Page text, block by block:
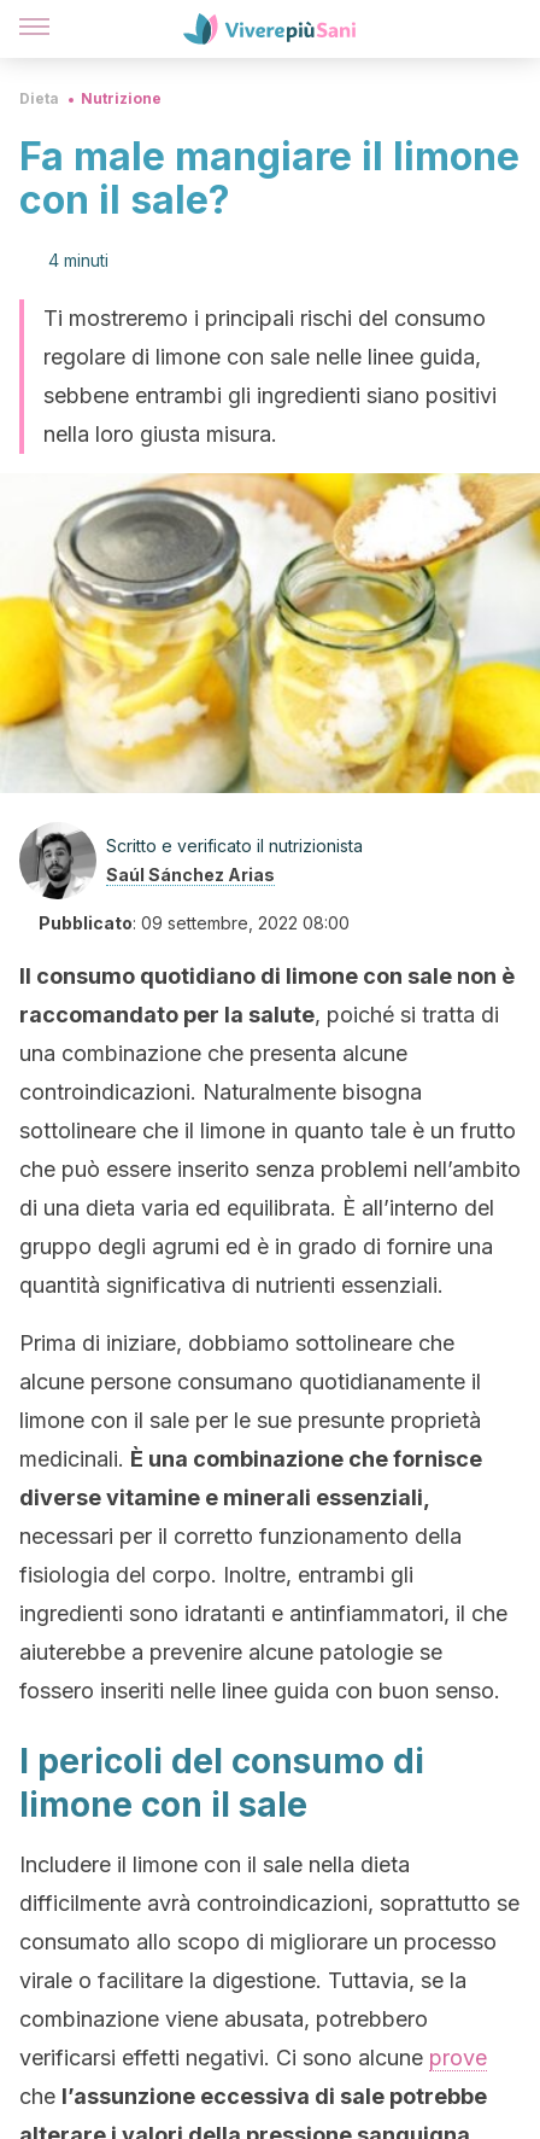
Dieta Nutrizione
Fa male mangiare il limone
con il sale?
4 minuti
Ti mostreremo i principali rischi del consumo
regolare di limone con sale nelle linee guida,
sebbene entrambi gli ingredienti siano positivi
nella loro giusta misura.
Scritto e verificato il nutrizionista
Saúl Sánchez Arias
Pubblicato: 09 settembre, 2022 08:00
Il consumo quotidiano di limone con sale non è
raccomandato per la salute, poiché si tratta di
una combinazione che presenta alcune
controindicazioni. Naturalmente bisogna
sottolineare che il limone in quanto tale è un frutto
che può essere inserito senza problemi nell’ambito
di una dieta varia ed equilibrata. È all’interno del
gruppo degli agrumi ed è in grado di fornire una
quantità significativa di nutrienti essenziali.
Prima di iniziare, dobbiamo sottolineare che
alcune persone consumano quotidianamente il
limone con il sale per le sue presunte proprietà
medicinali. È una combinazione che fornisce
diverse vitamine e minerali essenziali,
necessari per il corretto funzionamento della
fisiologia del corpo. Inoltre, entrambi gli
ingredienti sono idratanti e antinfiammatori, il che
aiuterebbe a prevenire alcune patologie se
fossero inseriti nelle linee guida con buon senso.
I pericoli del consumo di
limone con il sale
Includere il limone con il sale nella dieta
difficilmente avrà controindicazioni, soprattutto se
consumato allo scopo di migliorare un processo
virale o facilitare la digestione. Tuttavia, se la
combinazione viene abusata, potrebbero
verificarsi effetti negativi. Ci sono alcune prove
che l’assunzione eccessiva di sale potrebbe